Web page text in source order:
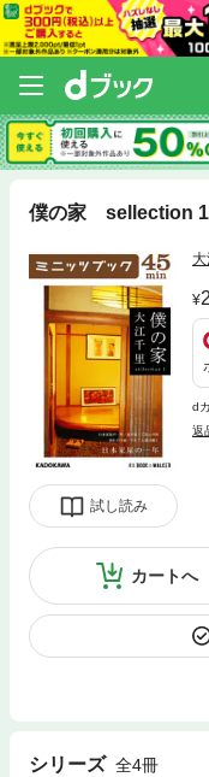
僕の家 sellection
試し読み
d
返
カートへ
シリーズ 全4冊